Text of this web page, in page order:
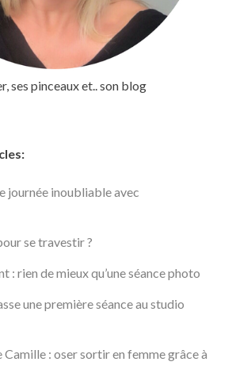
ses pinceaux et.. son blog
journée inoubliable avec
se travestir ?
: rien de mieux qu’une séance photo
une première séance au studio
Camille : oser sortir en femme grâce à